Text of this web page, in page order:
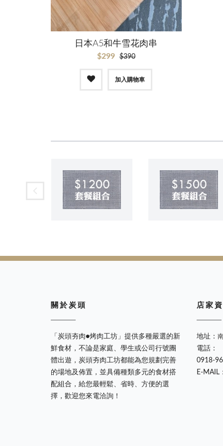
日本A5和牛雪花肉串
$299 $390
加入購物車
關 於 炭 頭
「炭頭夯肉●烤肉工坊」提供多種嚴選的新
鮮食材，不論是家庭、學生或公司行號團
體出遊，炭頭夯肉工坊都能為您規劃完善
的場地及佈置，並具備種類多元的食材搭
配組合，給您最輕鬆、省時、方便的選
擇，歡迎您來電洽詢！
店 家
地址：
電話：
0918-
E-MAIL